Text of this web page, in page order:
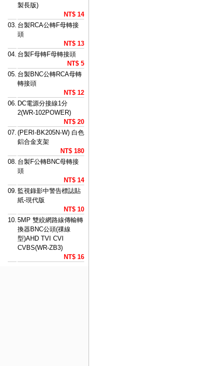
製長版)
NT$ 14
03. 台製RCA公轉F母轉接
頭
NT$ 13
04. 台製F母轉F母轉接頭
NT$ 5
05. 台製BNC公轉RCA母轉
轉接頭
NT$ 12
06. DC電源分接線1分
2(WR-102POWER)
NT$ 20
07. (PERI-BK205N-W) 白色
鋁合金支架
NT$ 180
08. 台製F公轉BNC母轉接
頭
NT$ 14
09. 監視錄影中警告標誌貼
紙-現代版
NT$ 10
10. 5MP 雙絞網路線傳輸轉
換器BNC公頭(祼線
型)AHD TVI CVI
CVBS(WR-ZB3)
NT$ 16